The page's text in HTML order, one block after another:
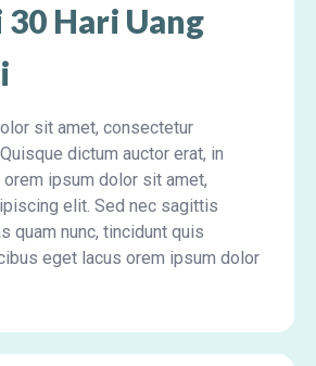
30 Hari Uang
sit amet, consectetur
dictum auctor erat, in
ipsum dolor sit amet,
elit. Sed nec sagittis
quam nunc, tincidunt quis
eget lacus orem ipsum dolor